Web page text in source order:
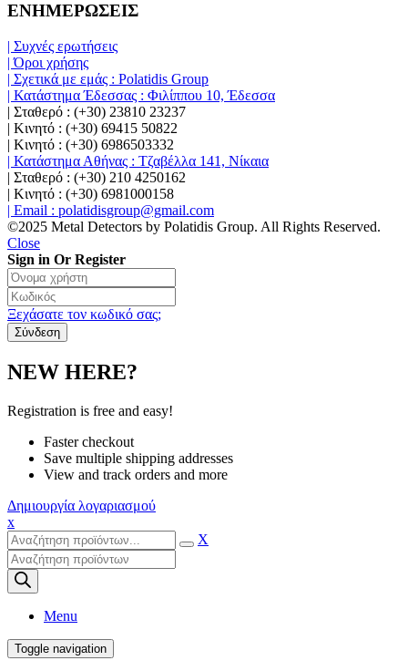
ΕΝΗΜΕΡΩΣΕΙΣ
| Συχνές ερωτήσεις
| Όροι χρήσης
| Σχετικά με εμάς : Polatidis Group
| Κατάστημα Έδεσσας : Φιλίππου 10, Έδεσσα
| Σταθερό : (+30) 23810 23237
| Κινητό : (+30) 69415 50822
| Κινητό : (+30) 6986503332
| Κατάστημα Αθήνας : Τζαβέλλα 141, Νίκαια
| Σταθερό : (+30) 210 4250162
| Κινητό : (+30) 6981000158
| Email : polatidisgroup@gmail.com
©2025 Metal Detectors by Polatidis Group. All Rights Reserved.
Close
Sign in Or Register
Ξεχάσατε τον κωδικό σας;
NEW HERE?
Registration is free and easy!
Faster checkout
Save multiple shipping addresses
View and track orders and more
Δημιουργία λογαριασμού
x
X
Products
search
Menu
Toggle navigation